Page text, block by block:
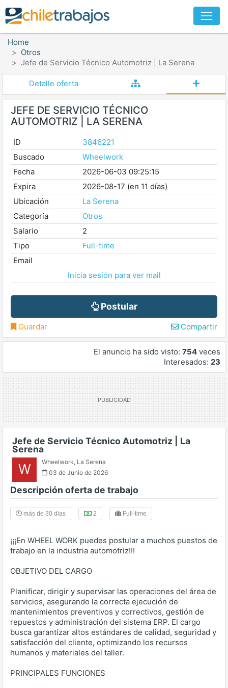
Home
Otros
Jefe de Servicio Técnico Automotriz | La Serena
Detalle oferta
JEFE DE SERVICIO TÉCNICO
AUTOMOTRIZ | LA SERENA
ID
3846221
Buscado
Wheelwork
Fecha
2026-06-03 09:25:15
Expira
2026-08-17 (en 11 días)
Ubicación
La Serena
Categoría
Otros
Salario
2
Tipo
Full-time
Email
Inicia sesión para ver mail
Postular
Guardar Compartir
El anuncio ha sido visto: 754 veces
Interesados: 23
Jefe de Servicio Técnico Automotriz | La
Serena
W Wheelwork, La Serena
03 de Junio de 2026
Descripción oferta de trabajo
más de 30 dias 2 Full-time
¡¡¡En WHEEL WORK puedes postular a muchos puestos de
trabajo en la industria automotriz!!!
OBJETIVO DEL CARGO
Planificar, dirigir y supervisar las operaciones del área de
servicios, asegurando la correcta ejecución de
mantenimientos preventivos y correctivos, gestión de
repuestos y administración del sistema ERP. El cargo
busca garantizar altos estándares de calidad, seguridad y
satisfacción del cliente, optimizando los recursos
humanos y materiales del taller.
PRINCIPALES FUNCIONES